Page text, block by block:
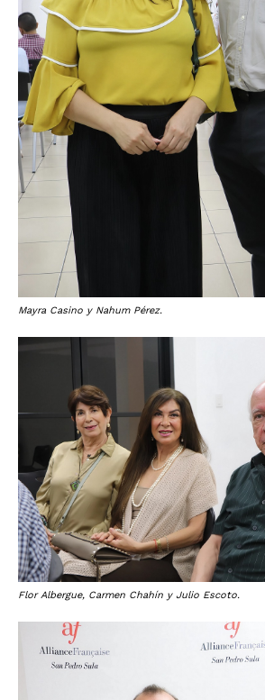
Mayra Casino y Nahum Pérez.
Flor Albergue, Carmen Chahín y Julio Escoto.